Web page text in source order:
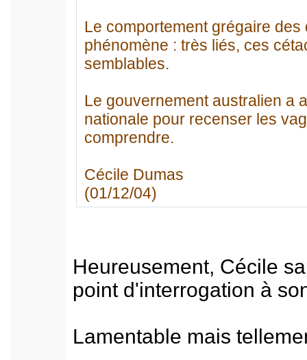
Le comportement grégaire
phénomène : très liés, ces
semblables.
Le gouvernement australien a
nationale pour recenser les
comprendre.
Cécile Dumas
(01/12/04)
Heureusement, Cécile
point d'interrogation à
Lamentable mais